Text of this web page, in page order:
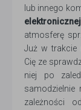
lub innego
elektronicznej
atmosferę
Już w trakcie
Cię ze
niej po
samodzielnie
zależności